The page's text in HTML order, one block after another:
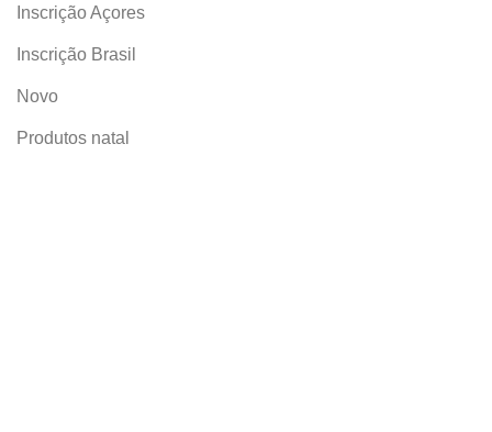
Inscrição Açores
Inscrição Brasil
Novo
Produtos natal